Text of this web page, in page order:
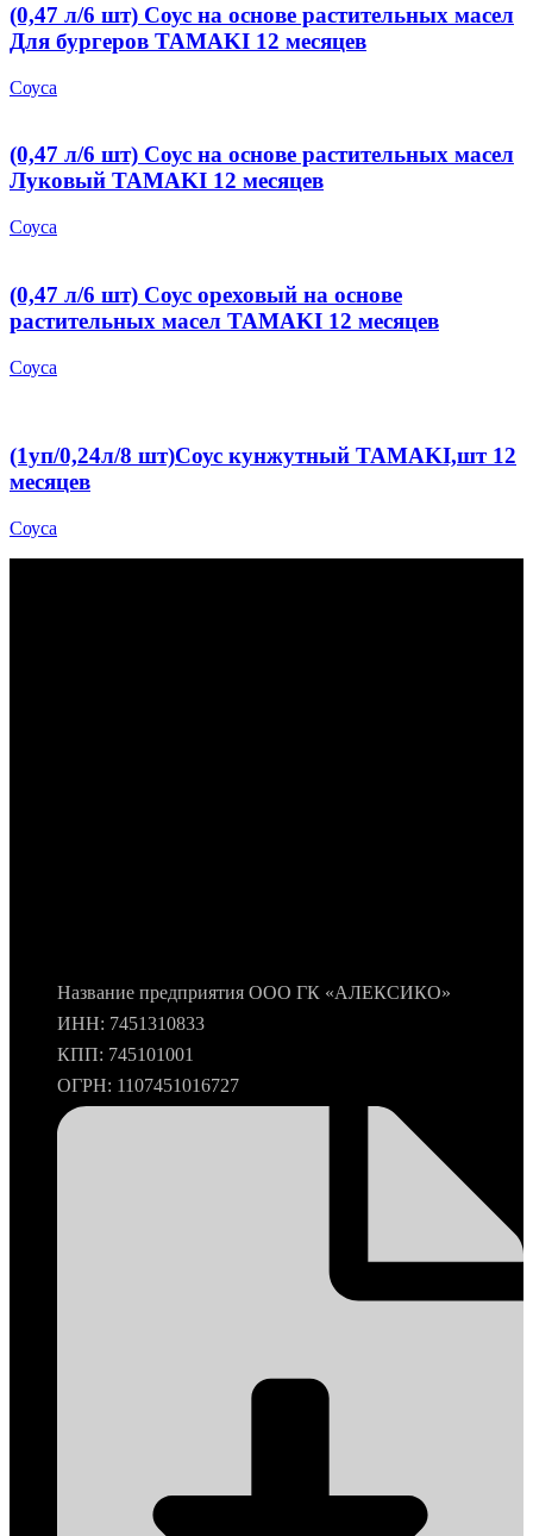
(0,47 л/6 шт) Соус на основе растительных масел
Для бургеров TAMAKI 12 месяцев
Соуса
(0,47 л/6 шт) Соус на основе растительных масел
Луковый TAMAKI 12 месяцев
Соуса
(0,47 л/6 шт) Соус ореховый на основе
растительных масел TAMAKI 12 месяцев
Соуса
(1уп/0,24л/8 шт)Соус кунжутный TAMAKI,шт 12
месяцев
Соуса
Название предприятия ООО ГК «АЛЕКСИКО»
ИНН: 7451310833
КПП: 745101001
ОГРН: 1107451016727